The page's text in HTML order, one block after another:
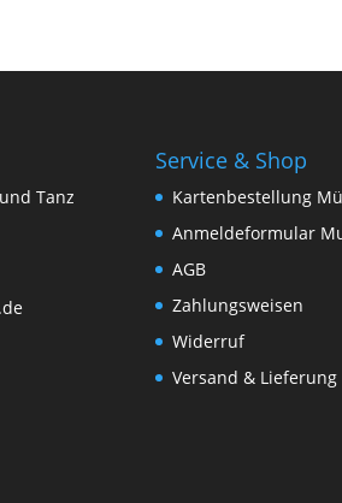
Tanz
Service & Shop
Kartenbestellung
Anmeldeformular
AGB
Zahlungsweisen
Widerruf
Versand & Lieferung